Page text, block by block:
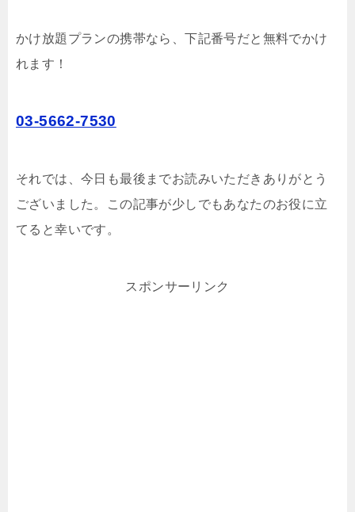
かけ放題プランの携帯なら、下記番号だと無料でかけ
れます！
03-5662-7530
それでは、今日も最後までお読みいただきありがとう
ございました。この記事が少しでもあなたのお役に立
てると幸いです。
スポンサーリンク